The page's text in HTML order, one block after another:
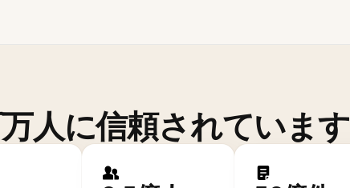
人に信頼されています